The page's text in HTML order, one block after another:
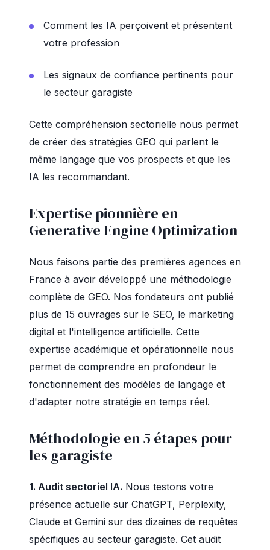
Comment les IA perçoivent et présentent
votre profession
Les signaux de confiance pertinents pour
le secteur garagiste
Cette compréhension sectorielle nous permet
de créer des stratégies GEO qui parlent le
même langage que vos prospects et que les
IA les recommandant.
Expertise pionnière en
Generative Engine Optimization
Nous faisons partie des premières agences en
France à avoir développé une méthodologie
complète de GEO. Nos fondateurs ont publié
plus de 15 ouvrages sur le SEO, le marketing
digital et l'intelligence artificielle. Cette
expertise académique et opérationnelle nous
permet de comprendre en profondeur le
fonctionnement des modèles de langage et
d'adapter notre stratégie en temps réel.
Méthodologie en 5 étapes pour
les garagiste
1. Audit sectoriel IA. Nous testons votre
présence actuelle sur ChatGPT, Perplexity,
Claude et Gemini sur des dizaines de requêtes
spécifiques au secteur garagiste. Cet audit